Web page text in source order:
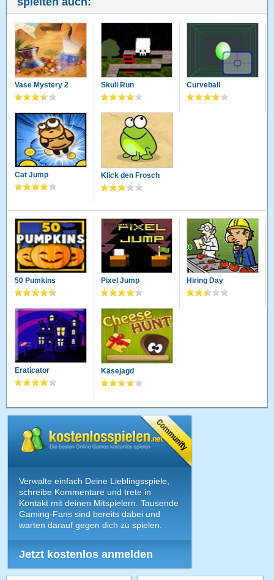
Vase Mystery 2 Skull Run Curveball
Cat Jump Klick den Frosch
50 Pumkins Pixel Jump Hiring Day
Eraticator Käsejagd
Verwalte einfach Deine Lieblingsspiele,
schreibe Kommentare und trete in
Kontakt mit deinen Mitspielern. Tausende
Gaming-Fans sind bereits dabei und
warten darauf gegen dich zu spielen.
Jetzt kostenlos anmelden